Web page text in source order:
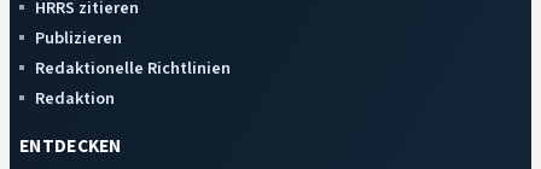
HRRS zitieren
Publizieren
Redaktionelle Richtlinien
Redaktion
ENTDECKEN